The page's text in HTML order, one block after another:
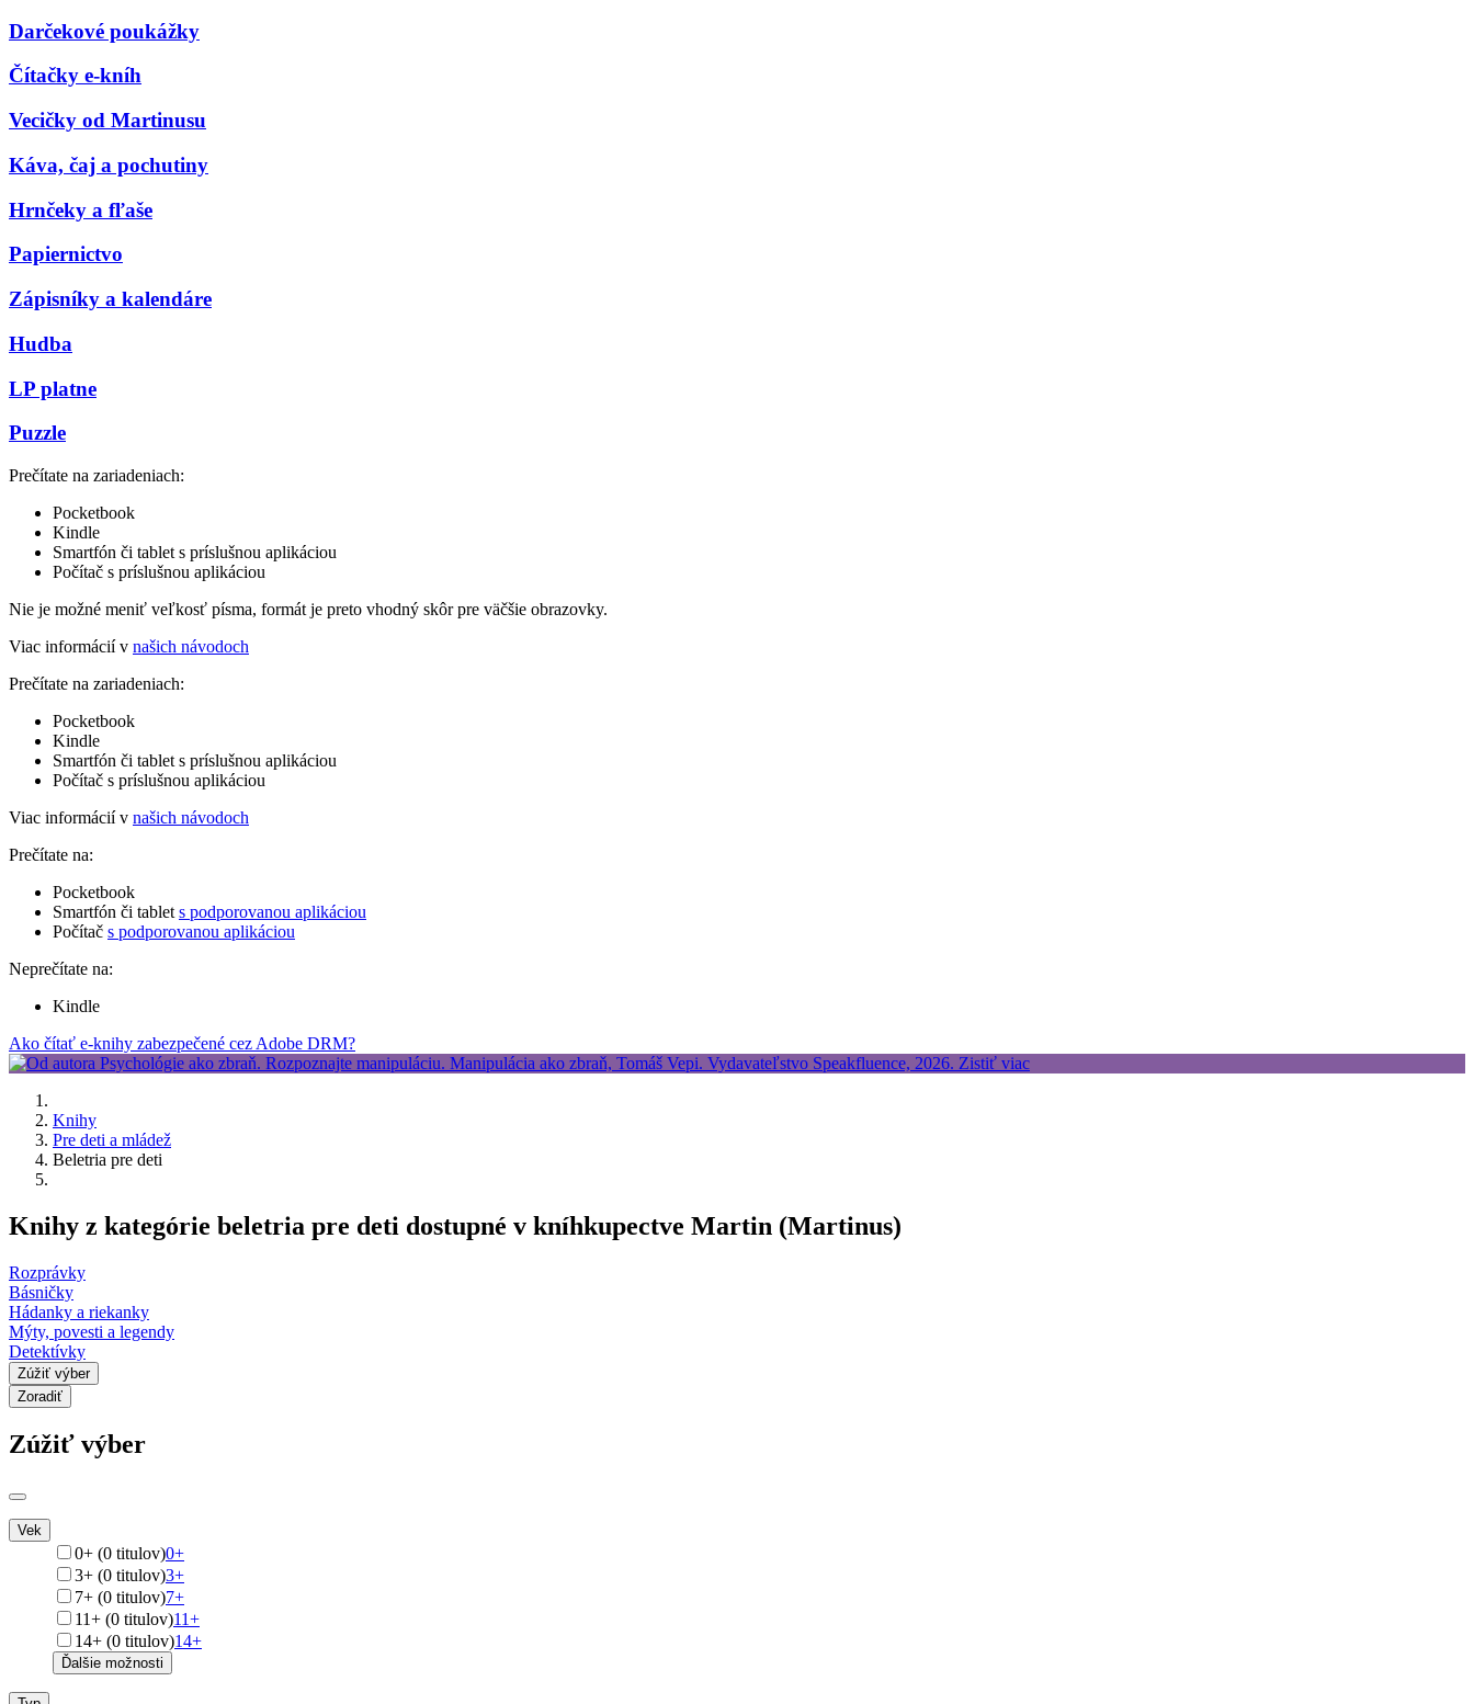
Darčekové poukážky
Čítačky e-kníh
Vecičky od Martinusu
Káva, čaj a pochutiny
Hrnčeky a fľaše
Papiernictvo
Zápisníky a kalendáre
Hudba
LP platne
Puzzle
Prečítate na zariadeniach:
Pocketbook
Kindle
Smartfón či tablet s príslušnou aplikáciou
Počítač s príslušnou aplikáciou
Nie je možné meniť veľkosť písma, formát je preto vhodný skôr pre väčšie obrazovky.
Viac informácií v našich návodoch
Prečítate na zariadeniach:
Pocketbook
Kindle
Smartfón či tablet s príslušnou aplikáciou
Počítač s príslušnou aplikáciou
Viac informácií v našich návodoch
Prečítate na:
Pocketbook
Smartfón či tablet s podporovanou aplikáciou
Počítač s podporovanou aplikáciou
Neprečítate na:
Kindle
Ako čítať e-knihy zabezpečené cez Adobe DRM?
Knihy
Pre deti a mládež
Beletria pre deti
Knihy z kategórie beletria pre deti dostupné v kníhkupectve Martin (Martinus)
Rozprávky
Básničky
Hádanky a riekanky
Mýty, povesti a legendy
Detektívky
Zúžiť výber
Zoradiť
Zúžiť výber
Vek
0+ (0 titulov)0+
3+ (0 titulov)3+
7+ (0 titulov)7+
11+ (0 titulov)11+
14+ (0 titulov)14+
Ďalšie možnosti